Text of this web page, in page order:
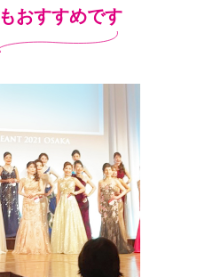
おすすめです